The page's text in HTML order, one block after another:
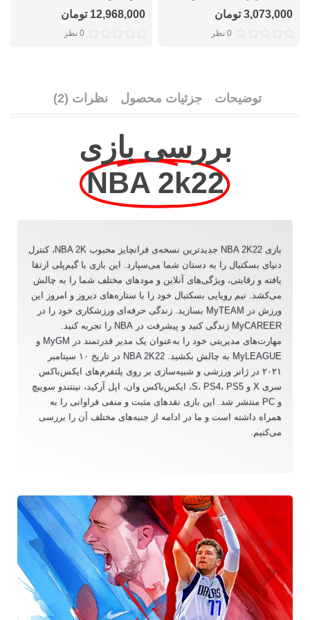
3,073,000 تومان
0 نظر
12,968,000 تومان
0 نظر
توضیحات جزئیات محصول نظرات (2)
بررسی بازی
NBA 2k22
بازی NBA 2K22 جدیدترین نسخه‌ی فرانچایز محبوب NBA 2K، کنترل
دنیای بسکتبال را به دستان شما می‌سپارد. این بازی با گیم‌پلی ارتقا
یافته و رقابتی، ویژگی‌های آنلاین و مودهای مختلف شما را به چالش
می‌کشد. تیم رویایی بسکتبال خود را با ستاره‌های دیروز و امروز این
ورزش در MyTEAM بسازید. زندگی حرفه‌ای ورزشکاری خود را در
MyCAREER زندگی کنید و پیشرفت در NBA را تجربه کنید.
مهارت‌های مدیریتی خود را به‌عنوان یک مدیر قدرتمند در MyGM و
MyLEAGUE به چالش بکشید. NBA 2K22 در تاریخ ۱۰ سپتامبر
۲۰۲۱ در ژانر ورزشی و شبیه‌سازی بر روی پلتفرم‌های ایکس‌باکس
سری X و S، PS4، PS5، ایکس‌باکس وان، اپل آرکید، نینتندو سوییچ
و PC منتشر شد. این بازی نقدهای مثبت و منفی فراوانی را به
همراه داشته است و ما در ادامه از جنبه‌های مختلف آن را بررسی
می‌کنیم.